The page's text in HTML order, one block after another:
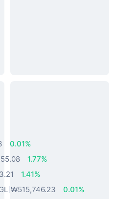
0.01%
1.77%
1.41%
₩515,746.23 0.01%